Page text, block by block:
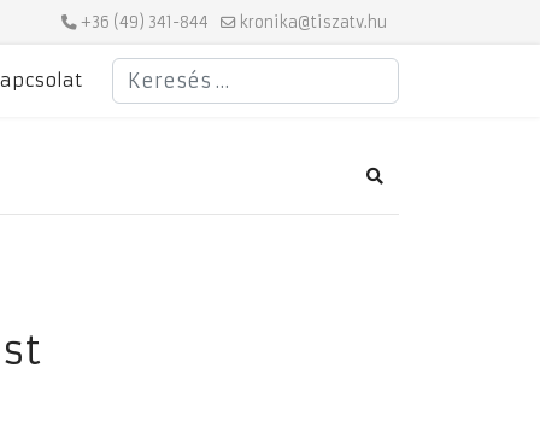
+36 (49) 341-844 kronika@tiszatv.hu
Keresés
Search